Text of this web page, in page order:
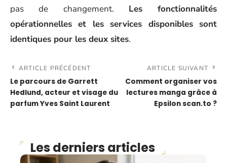
pas de changement. Les fonctionnalités
opérationnelles et les services disponibles sont
identiques pour les deux sites.
ARTICLE PRÉCÉDENT
Le parcours de Garrett
Hedlund, acteur et visage du
parfum Yves Saint Laurent
ARTICLE SUIVANT
Comment organiser vos
lectures manga grâce à
Epsilon scan.to ?
Les derniers articles